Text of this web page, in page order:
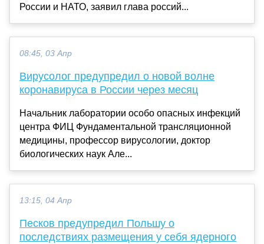
России и НАТО, заявил глава россий...
08:45, 03 Апр
Вирусолог предупредил о новой волне
коронавируса в России через месяц
Начальник лаборатории особо опасных инфекций
центра ФИЦ Фундаментальной трансляционной
медицины, профессор вирусологии, доктор
биологических наук Але...
13:15, 04 Апр
Песков предупредил Польшу о
последствиях размещения у себя ядерного